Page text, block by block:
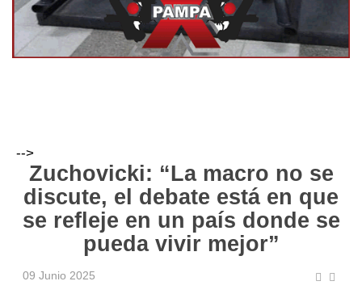
-->
Zuchovicki: “La macro no se
discute, el debate está en que
se refleje en un país donde se
pueda vivir mejor”
09 Junio 2025